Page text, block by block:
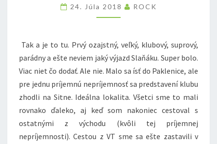
24. Júla 2018 ROCK
Tak a je to tu. Prvý ozajstný, veľký, klubový, suprový,
parádny a ešte neviem jaký výjazd Slaňáku. Super bolo.
Viac niet čo dodať. Ale nie. Malo sa ísť do Paklenice, ale
pre jednu príjemnú nepríjemnosť sa predstavení klubu
zhodli na Sitne. Ideálna lokalita. Všetci sme to mali
rovnako ďaleko, aj keď som nakoniec cestoval s
ostatnými z východu (kvôli tej príjemnej
nepríjemnosti). Cestou z VT sme sa ešte zastavili v